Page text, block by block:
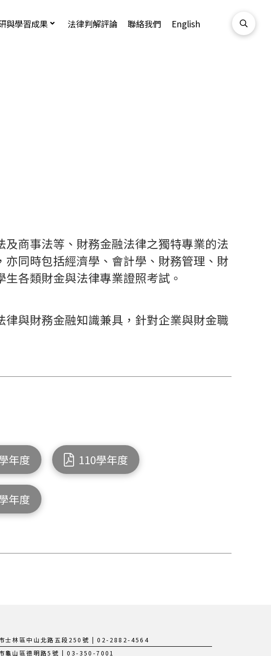
與學習成果 法律判解評論 聯絡我們 English
商事法等、財務金融法律之獨特專業的法
同時包括經濟學、會計學、財務管理、財
各類財金與法律專業證照考試。
與財務金融知識兼具，針對企業與財金職
年度 110學年度
年度
士林區中山北路五段250號 | 02-2882-4564
龜山區德明路5號 | 03-350-7001